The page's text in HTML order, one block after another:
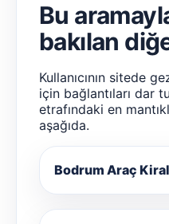
Bu
bakılan
Kullanıcının sitede
için bağlantıları dar
etrafındaki en
aşağıda.
Bodrum Araç